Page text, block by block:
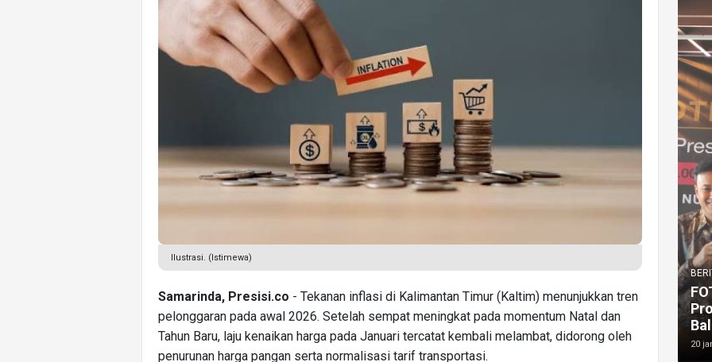
Ilustrasi. (Istimewa)
Samarinda, Presisi.co - Tekanan inflasi di Kalimantan Timur (Kaltim) menunjukkan tren
pelonggaran pada awal 2026. Setelah sempat meningkat pada momentum Natal dan
Tahun Baru, laju kenaikan harga pada Januari tercatat kembali melambat, didorong oleh
penurunan harga pangan serta normalisasi tarif transportasi.
20